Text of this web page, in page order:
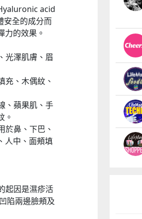
acid
安全的成分而
力的效果。
光澤肌膚、眉
充、木偶紋、
、蘋果肌、手
。
於鼻、下巴、
人中、面頰填
起因是濕疹活
陷兩邊臉頰及